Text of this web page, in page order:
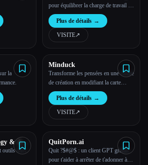
pour équilibrer la charge de travail et
le stress
Plus de détails →
VISITE↗︎
la
Minduck
Transforme les pensées en une forme
de création en modifiant la carte
mentale
Plus de détails →
VISITE↗︎
& AI
outils d'IA
QuitPorn.ai
Quit ?$#@$ : un client GPT gratuit
pour t'aider à arrêter de t'adonner à la